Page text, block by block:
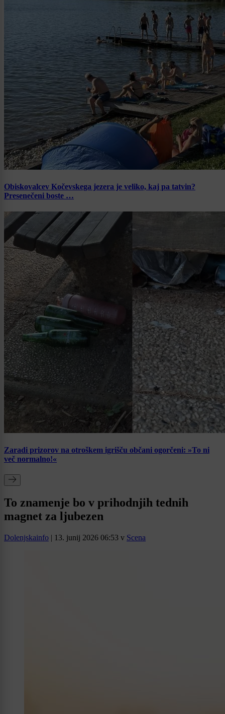
Obiskovalcev Kočevskega jezera je veliko, kaj pa tatvin?
Presenečeni boste …
Zaradi prizorov na otroškem igrišču občani ogorčeni: »To ni
več normalno!«
To znamenje bo v prihodnjih tednih
magnet za ljubezen
Dolenjskainfo | 13. junij 2026 06:53 v Scena